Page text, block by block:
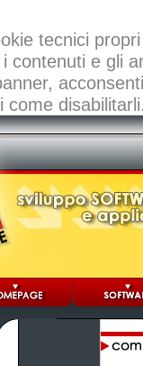
tecnici
contenuti e gli